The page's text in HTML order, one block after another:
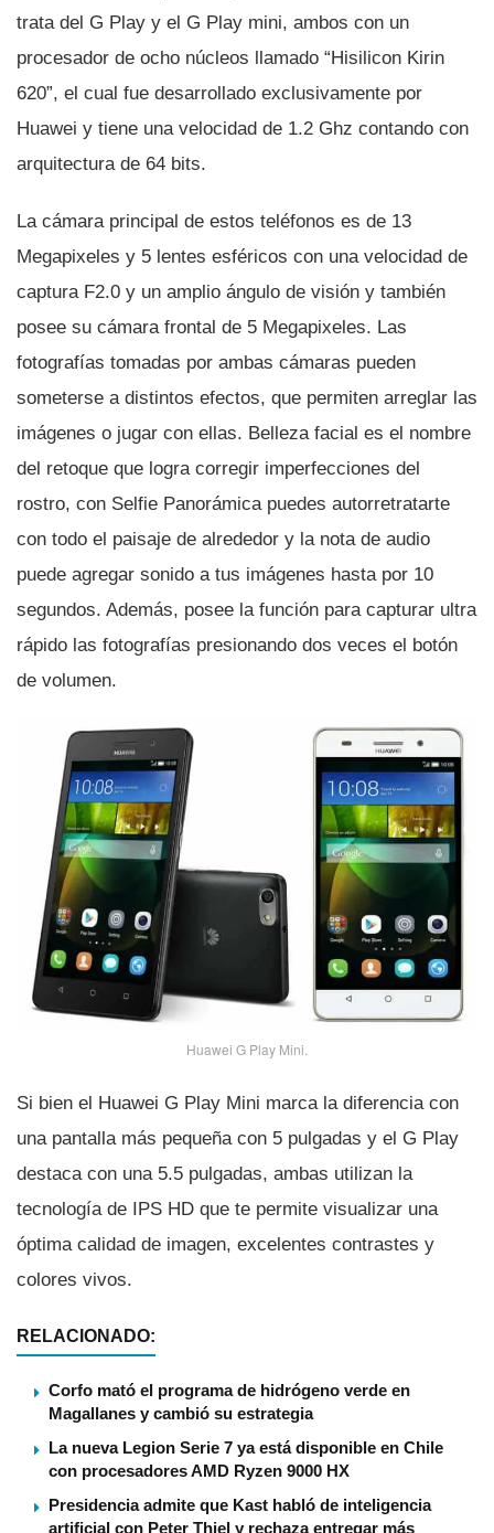
trata del G Play y el G Play mini, ambos con un
procesador de ocho núcleos llamado “Hisilicon Kirin
620”, el cual fue desarrollado exclusivamente por
Huawei y tiene una velocidad de 1.2 Ghz contando con
arquitectura de 64 bits.
La cámara principal de estos teléfonos es de 13
Megapixeles y 5 lentes esféricos con una velocidad de
captura F2.0 y un amplio ángulo de visión y también
posee su cámara frontal de 5 Megapixeles. Las
fotografí­as tomadas por ambas cámaras pueden
someterse a distintos efectos, que permiten arreglar las
imágenes o jugar con ellas. Belleza facial es el nombre
del retoque que logra corregir imperfecciones del
rostro, con Selfie Panorámica puedes autorretratarte
con todo el paisaje de alrededor y la nota de audio
puede agregar sonido a tus imágenes hasta por 10
segundos. Además, posee la función para capturar ultra
rápido las fotografí­as presionando dos veces el botón
de volumen.
Huawei G Play Mini.
Si bien el Huawei G Play Mini marca la diferencia con
una pantalla más pequeña con 5 pulgadas y el G Play
destaca con una 5.5 pulgadas, ambas utilizan la
tecnologí­a de IPS HD que te permite visualizar una
óptima calidad de imagen, excelentes contrastes y
colores vivos.
RELACIONADO:
Corfo mató el programa de hidrógeno verde en
Magallanes y cambió su estrategia
La nueva Legion Serie 7 ya está disponible en Chile
con procesadores AMD Ryzen 9000 HX
Presidencia admite que Kast habló de inteligencia
artificial con Peter Thiel y rechaza entregar más